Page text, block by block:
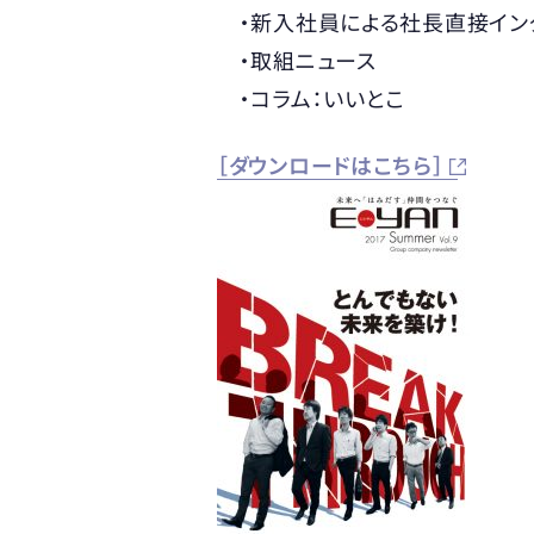
・新入社員による社長直接イ
・取組ニュース
・コラム：いいとこ
［ダウンロードはこちら］